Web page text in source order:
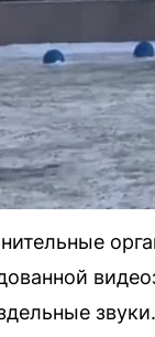
звуки.